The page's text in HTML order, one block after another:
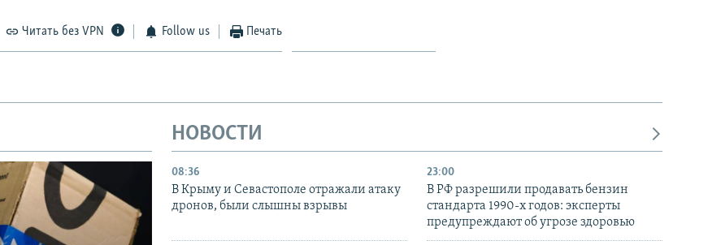
Читать без VPN Follow us Печать
НОВОСТИ
08:36
В Крыму и Севастополе отражали атаку
дронов, были слышны взрывы
23:00
В РФ разрешили продавать бензин
стандарта 1990-х годов: эксперты
предупреждают об угрозе здоровью